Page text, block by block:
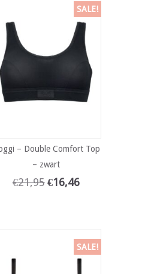
SALE!
– Double Comfort Top
– zwart
€21,95 €16,46
SALE!